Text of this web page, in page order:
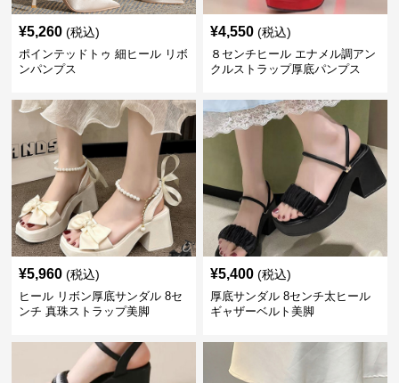
¥5,260 (税込)
ポインテッドトゥ 細ヒール リボ
ンパンプス
¥4,550 (税込)
８センチヒール エナメル調アン
クルストラップ厚底パンプス
¥5,960 (税込)
ヒール リボン厚底サンダル 8セ
ンチ 真珠ストラップ美脚
¥5,400 (税込)
厚底サンダル 8センチ太ヒール
ギャザーベルト美脚